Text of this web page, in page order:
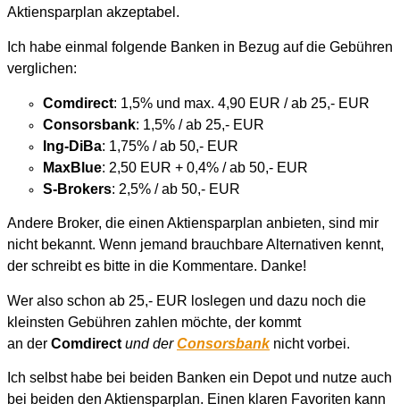
Aktiensparplan akzeptabel.
Ich habe einmal folgende Banken in Bezug auf die Gebühren
verglichen:
Comdirect: 1,5% und max. 4,90 EUR / ab 25,- EUR
Consorsbank: 1,5% / ab 25,- EUR
Ing-DiBa: 1,75% / ab 50,- EUR
MaxBlue: 2,50 EUR + 0,4% / ab 50,- EUR
S-Brokers: 2,5% / ab 50,- EUR
Andere Broker, die einen Aktiensparplan anbieten, sind mir
nicht bekannt. Wenn jemand brauchbare Alternativen kennt,
der schreibt es bitte in die Kommentare. Danke!
Wer also schon ab 25,- EUR loslegen und dazu noch die
kleinsten Gebühren zahlen möchte, der kommt
an der Comdirect und derConsorsbanknicht vorbei.
Ich selbst habe bei beiden Banken ein Depot und nutze auch
bei beiden den Aktiensparplan. Einen klaren Favoriten kann